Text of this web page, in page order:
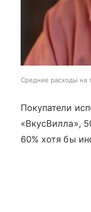
Средние расходы на
Покупатели
«ВкусВилла»,
60% хотя бы